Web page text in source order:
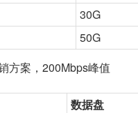
30G
50G
方案，200Mbps峰值
数据盘